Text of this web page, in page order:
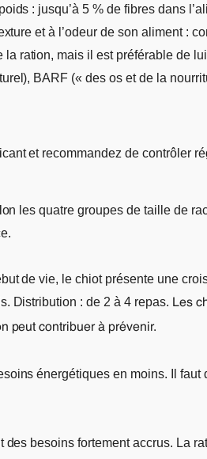
: jusqu’à 5 % de fibres dans
et à l’odeur de son aliment :
ration, mais il est préférable de
BARF (« des os et de la
et recommandez de contrôler
les quatre groupes de taille de
de vie, le chiot présente une
Distribution : de 2 à 4 repas. Les
peut contribuer à prévenir.
énergétiques en moins. Il
besoins fortement accrus. La